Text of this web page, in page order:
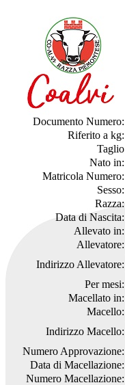
Documento Numero:
Riferito a kg:
Taglio
Nato in:
Matricola Numero:
Sesso:
Razza:
Data di Nascita:
Allevato in:
Allevatore:
Indirizzo Allevatore:
Per mesi:
Macellato in:
Macello:
Indirizzo Macello:
Numero Approvazione:
Data di Macellazione:
Numero Macellazione: